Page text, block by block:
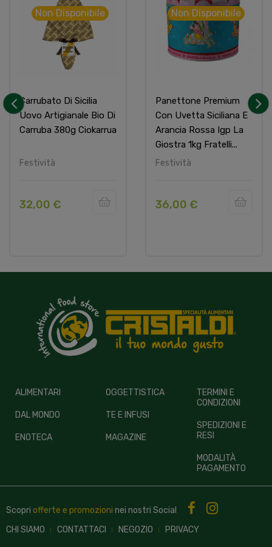
Carrubato Di Sicilia
Uovo Artigianale Bio Di
Carruba 380g Ciokarrua
Festività
Non Disponibile
32,00 €
Panettone Premium
Con Uvetta Siciliana E
Arancia Rossa Igp La
Giostra 1kg Fratelli...
Festività
Non Disponibile
36,00 €
ALIMENTARI
DAL MONDO
ENOTECA
OGGETTISTICA
TE E INFUSI
MAGAZINE
TERMINI E
CONDIZIONI
SPEDIZIONI E
RESI
MODALITÀ
PAGAMENTO
Scopri offerte e promozioni nei nostri Social
CHI SIAMO
CONTATTACI NEGOZIO PRIVACY